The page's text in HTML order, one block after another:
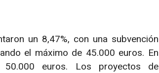
un 8,47%, con una subvención
el máximo de 45.000 euros. En
euros. Los proyectos de